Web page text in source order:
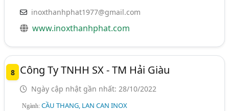
inoxthanhphat1977@gmail.com
www.inoxthanhphat.com
8 Công Ty TNHH SX - TM Hải Giàu
Ngày cập nhật gần nhất: 28/10/2022
Ngành:CẦU THANG, LAN CAN INOX